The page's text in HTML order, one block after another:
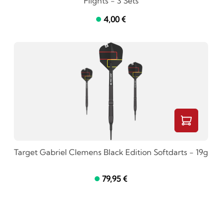
4,00 €
Target Gabriel Clemens Black Edition Softdarts - 19g
79,95 €